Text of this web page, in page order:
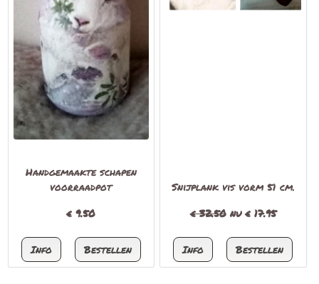
Handgemaakte schapen
voorraadpot
€9.50
Snijplank vis vorm 51 cm.
€ 32.50nu € 17.95